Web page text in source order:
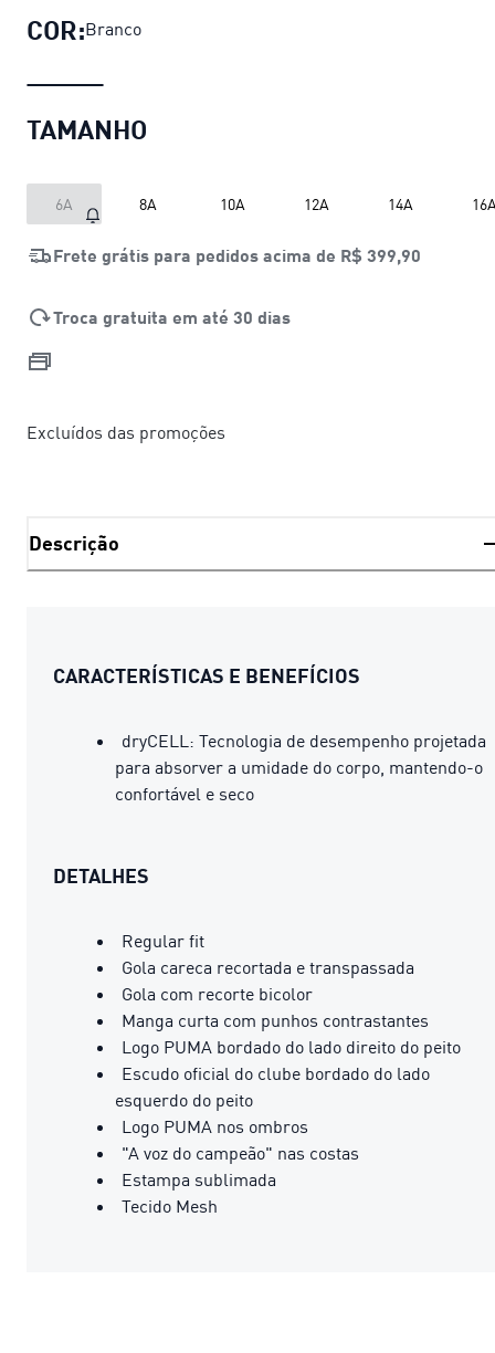
COR:Branco
TAMANHO
6A 8A 10A 12A 14A
Frete grátis para pedidos acima de R$ 399,90
Troca gratuita em até 30 dias
Excluídos das promoções
Descrição
CARACTERÍSTICAS E BENEFÍCIOS
dryCELL: Tecnologia de desempenho projetada
para absorver a umidade do corpo, mantendo-o
confortável e seco
DETALHES
Regular fit
Gola careca recortada e transpassada
Gola com recorte bicolor
Manga curta com punhos contrastantes
Logo PUMA bordado do lado direito do peito
Escudo oficial do clube bordado do lado
esquerdo do peito
Logo PUMA nos ombros
"A voz do campeão" nas costas
Estampa sublimada
Tecido Mesh